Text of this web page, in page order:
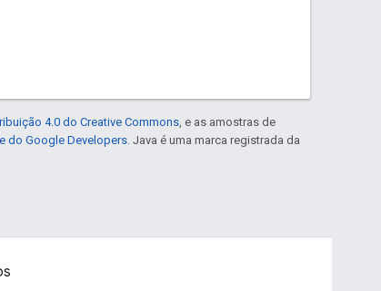
4.0 do Creative Commons , e as amostras de
do Google Developers . Java é uma marca registrada da